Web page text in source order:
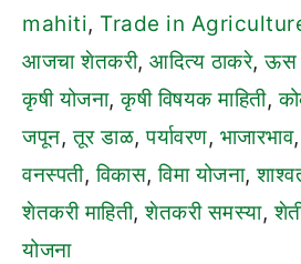
mahiti, Trade in
आजचा शेतकरी, आदित्य ठाकरे,ऊस
कृषी योजना,कृषी विषयक माहिती,
जपून,तूर डाळ,पर्यावरण, भाजारभाव,
वनस्पती,विकास,विमा योजना,
शेतकरी माहिती,शेतकरी समस्या,
योजना